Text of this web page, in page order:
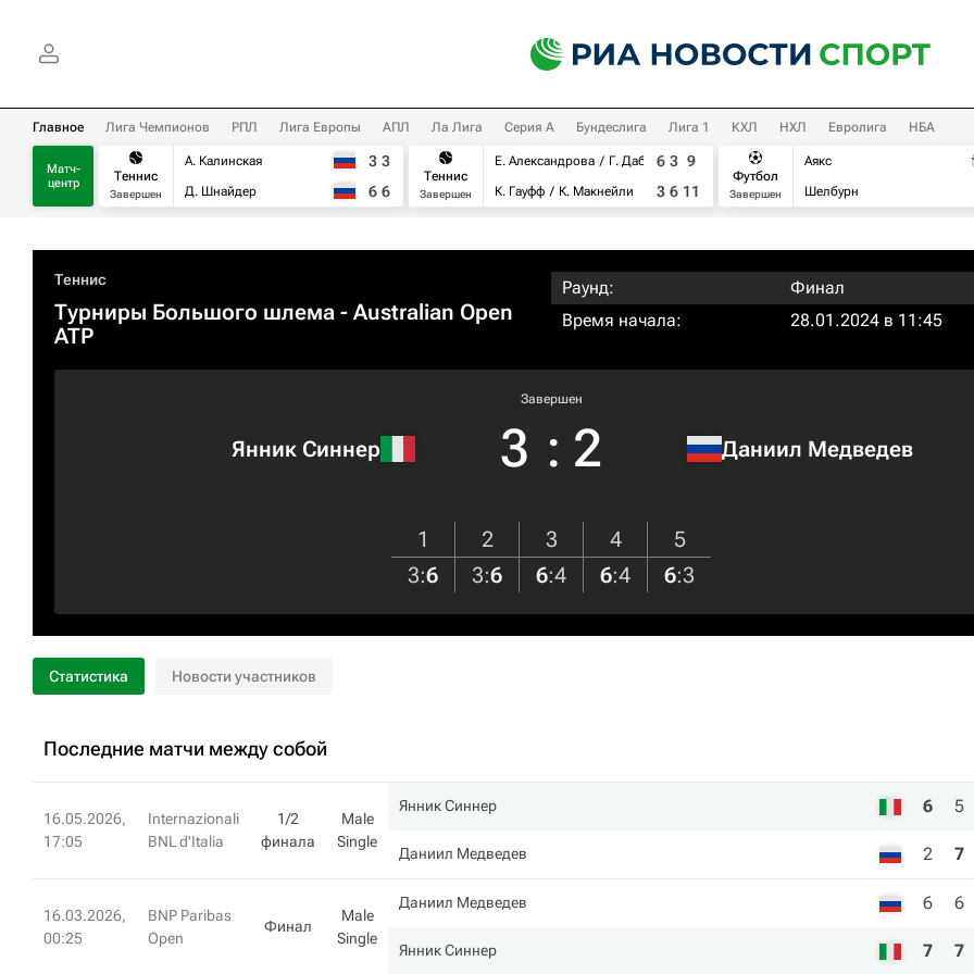
Главное Лига Чемпионов РПЛ Лига Европы АПЛ Ла Лига Серия А Бундеслига Лига 1 КХЛ НХЛ Евролига НБА
Матч-
центр
Теннис
Завершен
А. Калинская
Д. Шнайдер
3 3
6 6
Теннис
Завершен
Е. Александрова
Г. Дабровски
К. Гауфф
К. Макнейли
6 3 9
3 6 11
Футбол
Завершен
Аякс
Шелбурн
Теннис
Турниры Большого шлема - Australian Open
ATP
Раунд:
Финал
Время начала:
28.01.2024 в 11:45
Янник Синнер
Завершен
3 : 2 Даниил Медведев
1 2 3 4
5
3:6 3:6 6:4 6:4 6:3
Статистика Новости участников
Последние матчи между собой
16.05.2026,
17:05
Internazionali
BNL d'Italia
1/2
финала
Male
Single
Янник Синнер 6 5
Даниил Медведев 2 7
16.03.2026,
00:25
BNP Paribas
Open
Финал
Male
Single
Даниил Медведев 6 6
Янник Синнер 7 7